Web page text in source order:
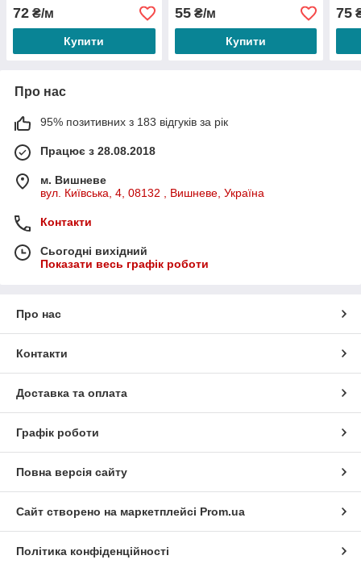
72 ₴/м
Купити
55₴/м
Купити
75
Про нас
95% позитивних з 183 відгуків за рік
Працює з 28.08.2018
м. Вишневе
вул. Київська, 4, 08132 , Вишневе, Україна
Контакти
Сьогодні вихідний
Показати весь графік роботи
Про нас
Контакти
Доставка та оплата
Графік роботи
Повна версія сайту
Сайт створено на маркетплейсі Prom.ua
Політика конфіденційності